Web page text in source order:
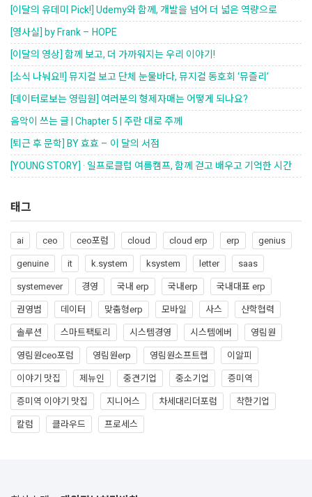
[이달의 유데미 Pick!] Udemy와 함께, 개발을 넘어 더 넓은 역량으로
[영사실] by Frank – HOPE
[이달의 영상] 함께 보고, 더 가까워지는 우리 이야기!
[소식 나눠요!!] 뮤지컬 보고 단체 눈물바다, 뮤지컬 동호회 ‘뮤즐리’
[데이터로보는 영림원] 여러분의 형제자매는 어떻게 되나요?
음악이 쓰는 글 | Chapter 5 | 주란 대로 주께
[퇴근 후 문학] BY 효효 – 이 달의 서점
[YOUNG STORY] · 일프로클럽 여름캠프, 함께 걷고 배우고 기억한 시간
태그
ai ceo ceo포럼 cloud cloud erp erp
genius
genuine
it k.system ksystem letter
saas
systemever
경영 국내 erp 국내erp
국내대표 erp
권영범
데이터 맞춤형erp 모바일 사스
산학협력
솔루션
스마트팩토리 시스템경영 시스템에버
영림원
영림원ceo포럼
영림원erp 영림원소프트랩
이알피
이야기 맛집
제뉴인 중견기업 중소기업
증미역
증미역 이야기 맛집
지니어스 차세대리더포럼
착한기업
칼럼
클라우드 프로세스